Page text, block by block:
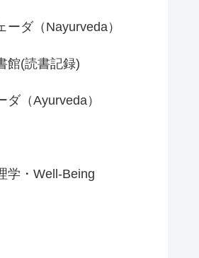
ーダ（Nayurveda）
館(読書記録)
ダ（Ayurveda）
学・Well-Being